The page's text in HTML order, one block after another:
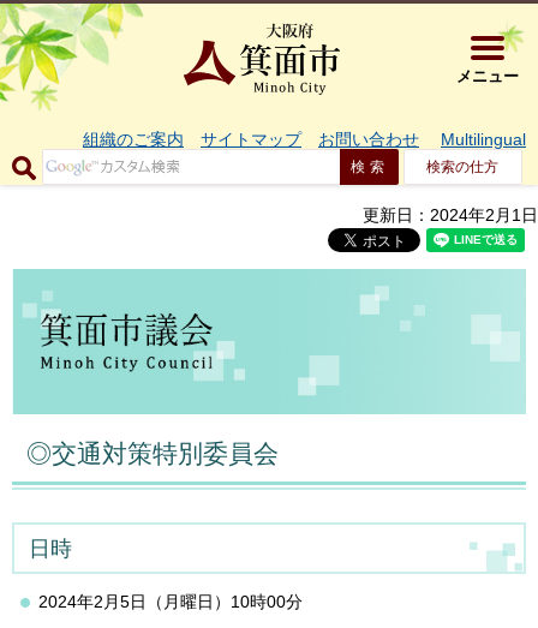
大阪府箕
メニュー
組織のご案内 サイトマップ お問い合わせ Multilingual
検索の仕方
更新日：2024年2月1日
◎交通対策特別委員会
日時
2024年2月5日（月曜日）10時00分